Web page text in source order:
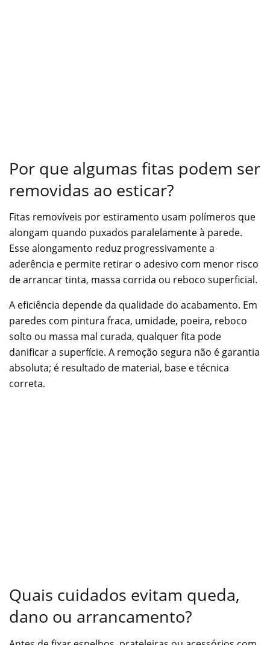
Por que algumas fitas podem ser
removidas ao esticar?
Fitas removíveis por estiramento usam polímeros que
alongam quando puxados paralelamente à parede.
Esse alongamento reduz progressivamente a
aderência e permite retirar o adesivo com menor risco
de arrancar tinta, massa corrida ou reboco superficial.
A eficiência depende da qualidade do acabamento. Em
paredes com pintura fraca, umidade, poeira, reboco
solto ou massa mal curada, qualquer fita pode
danificar a superfície. A remoção segura não é garantia
absoluta; é resultado de material, base e técnica
correta.
Quais cuidados evitam queda,
dano ou arrancamento?